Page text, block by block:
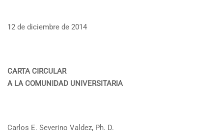
12 de diciembre de 2014
CARTA CIRCULAR
A LA COMUNIDAD UNIVERSITARIA
Carlos E. Severino Valdez, Ph. D.